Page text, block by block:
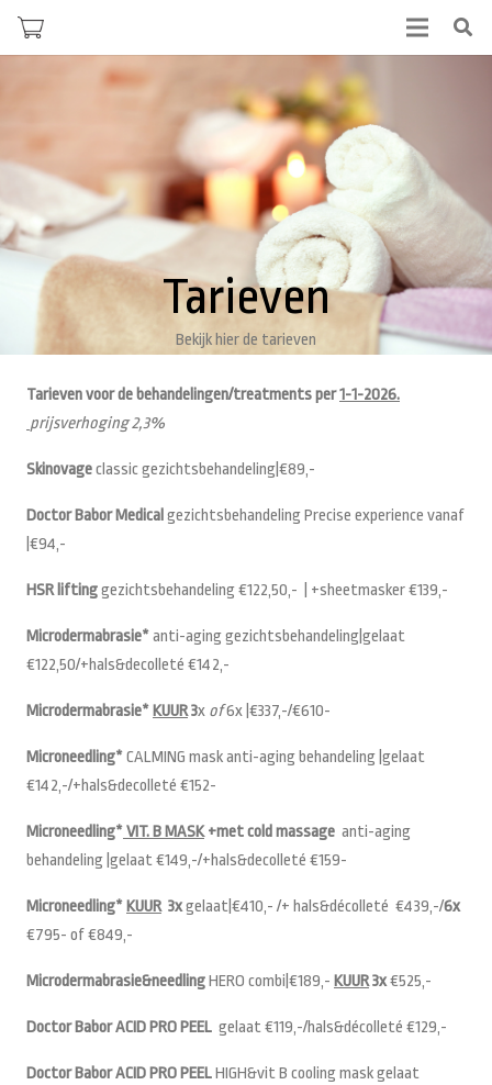
Tarieven
Bekijk hier de tarieven
Tarieven voor de behandelingen/treatments per1-1-2026.
prijsverhoging 2,3%
Skinovageclassic gezichtsbehandeling|€89,-
Doctor Babor Medicalgezichtsbehandeling Precise experience vanaf
|€94,-
HSRliftinggezichtsbehandeling €122,50,- | +sheetmasker €139,-
Microdermabrasie*anti-aging gezichtsbehandeling|gelaat
€122,50/+hals&decolleté €142,-
Microdermabrasie*KUUR3x of6x |€337,-/€610-
Microneedling*CALMING mask anti-aging behandeling |gelaat
€142,-/+hals&decolleté €152-
Microneedling*VIT. B MASK+met cold massage anti-aging
behandeling |gelaat €149,-/+hals&decolleté €159-
Microneedling*KUUR 3xgelaat|€410,- /+ hals&décolleté €439,-/6x
€795- of €849,-
Microdermabrasie&needlingHERO combi|€189,- KUUR3x€525,-
Doctor Babor ACID PROPEEL gelaat €119,-/hals&décolleté €129,-
Doctor Babor ACID PROPEELHIGH&vit B cooling mask gelaat